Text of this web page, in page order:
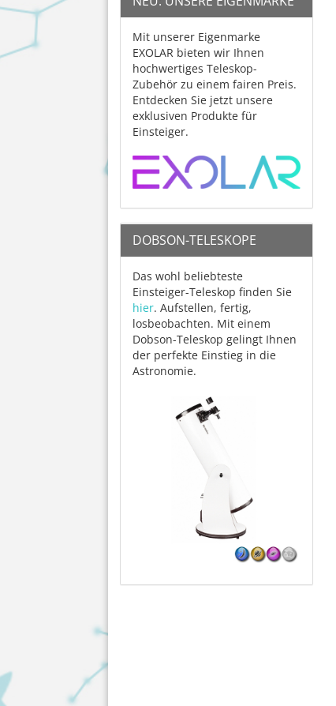
Mit unserer Eigenmarke
EXOLAR bieten wir Ihnen
hochwertiges Teleskop-
Zubehör zu einem fairen Preis.
Entdecken Sie jetzt unsere
exklusiven Produkte für
Einsteiger.
DOBSON-TELESKOPE
Das wohl beliebteste
Einsteiger-Teleskop finden Sie
hier. Aufstellen, fertig,
losbeobachten. Mit einem
Dobson-Teleskop gelingt Ihnen
der perfekte Einstieg in die
Astronomie.